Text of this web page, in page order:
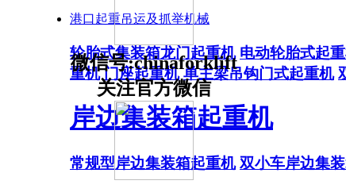
微信号:chinaforklift
关注官方微信
港口起重吊运及抓举机械
轮胎式集装箱龙门起重机 电动轮胎式起
重机 门座起重机 单主梁吊钩门式起重机
岸边集装箱起重机
常规型岸边集装箱起重机 双小车岸边集